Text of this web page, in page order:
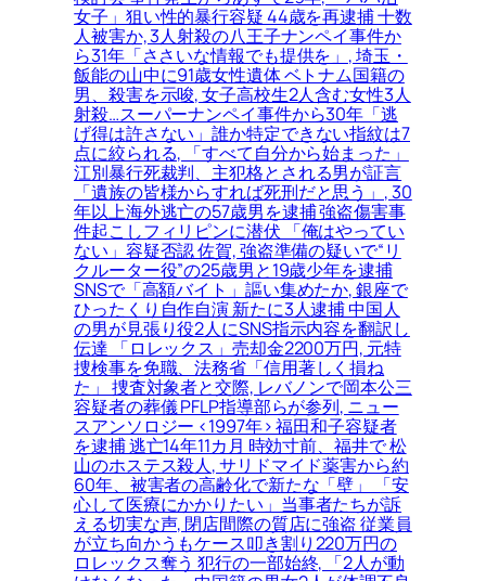
女子」狙い性的暴行容疑 44歳を再逮捕 十数
人被害か, 3人射殺の八王子ナンペイ事件か
ら31年「ささいな情報でも提供を」, 埼玉・
飯能の山中に91歳女性遺体 ベトナム国籍の
男、殺害を示唆, 女子高校生2人含む女性3人
射殺…スーパーナンペイ事件から30年「逃
げ得は許さない」誰か特定できない指紋は7
点に絞られる, 「すべて自分から始まった」
江別暴行死裁判、主犯格とされる男が証言
「遺族の皆様からすれば死刑だと思う」, 30
年以上海外逃亡の57歳男を逮捕 強盗傷害事
件起こしフィリピンに潜伏 「俺はやってい
ない」容疑否認 佐賀, 強盗準備の疑いで“リ
クルーター役”の25歳男と19歳少年を逮捕
SNSで「高額バイト」謳い集めたか, 銀座で
ひったくり自作自演 新たに3人逮捕 中国人
の男が見張り役2人にSNS指示内容を翻訳し
伝達 「ロレックス」売却金2200万円, 元特
捜検事を免職、法務省「信用著しく損ね
た」 捜査対象者と交際, レバノンで岡本公三
容疑者の葬儀 PFLP指導部らが参列, ニュー
スアンソロジー <1997年> 福田和子容疑者
を逮捕 逃亡14年11カ月 時効寸前、福井で 松
山のホステス殺人, サリドマイド薬害から約
60年、被害者の高齢化で新たな「壁」 「安
心して医療にかかりたい」当事者たちが訴
える切実な声, 閉店間際の質店に強盗 従業員
が立ち向かうもケース叩き割り220万円の
ロレックス奪う 犯行の一部始終, 「2人が動